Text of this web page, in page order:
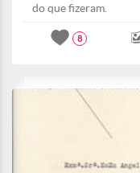
do que fizeram.
8